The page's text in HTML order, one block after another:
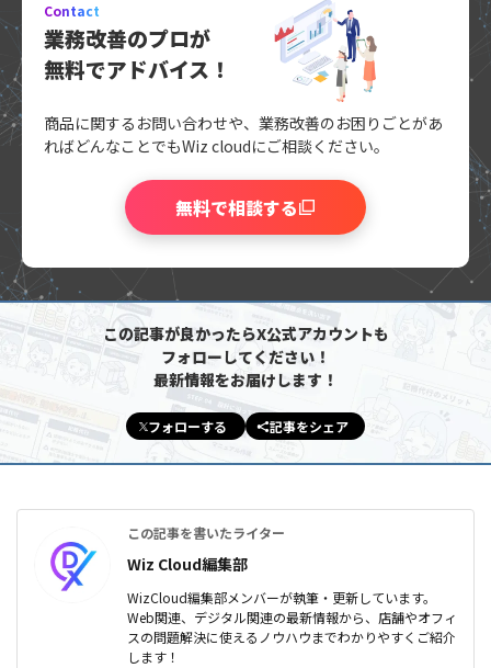
Contact
業務改善のプロが
無料でアドバイス！
商品に関するお問い合わせや、業務改善のお困りごとがあ
ればどんなことでもWiz cloudにご相談ください。
無料で相談する
この記事が良かったらX公式アカウントも
フォローしてください！
最新情報をお届けします！
フォローする 記事をシェア
この記事を書いたライター
Wiz Cloud編集部
WizCloud編集部メンバーが執筆・更新しています。
Web関連、デジタル関連の最新情報から、店舗やオフィ
スの問題解決に使えるノウハウまでわかりやすくご紹介
します！